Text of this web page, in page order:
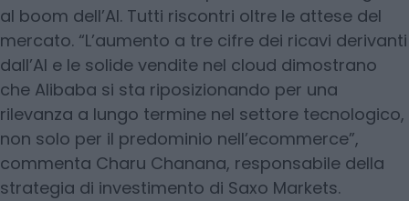
al boom dell’AI. Tutti riscontri oltre le attese del
mercato. “L’aumento a tre cifre dei ricavi derivanti
dall’AI e le solide vendite nel cloud dimostrano
che Alibaba si sta riposizionando per una
rilevanza a lungo termine nel settore tecnologico,
non solo per il predominio nell’ecommerce”,
commenta Charu Chanana, responsabile della
strategia di investimento di Saxo Markets.